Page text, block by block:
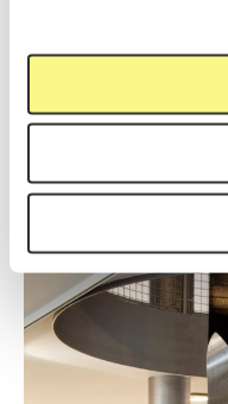
Kunstverk